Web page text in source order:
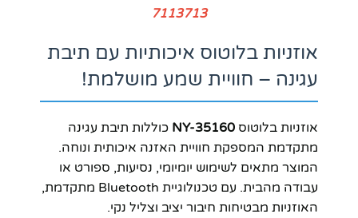
7113713
אוזניות בלוטוס איכותיות עם תיבת
עגינה – חוויית שמע מושלמת!
אוזניות בלוטוס NY-35160 כוללות תיבת עגינה
מתקדמת המספקת חוויית האזנה איכותית ונוחה.
המוצר מתאים לשימוש יומיומי, נסיעות, ספורט או
עבודה מהבית. עם טכנולוגיית Bluetooth מתקדמת,
האוזניות מבטיחות חיבור יציב וצליל נקי.